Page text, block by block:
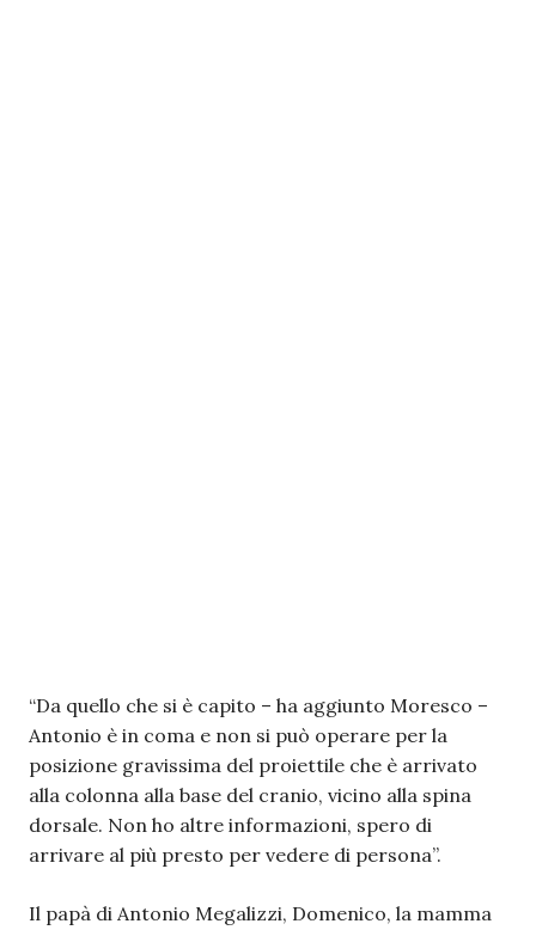
“Da quello che si è capito – ha aggiunto Moresco –
Antonio è in coma e non si può operare per la
posizione gravissima del proiettile che è arrivato
alla colonna alla base del cranio, vicino alla spina
dorsale. Non ho altre informazioni, spero di
arrivare al più presto per vedere di persona”.
Il papà di Antonio Megalizzi, Domenico, la mamma